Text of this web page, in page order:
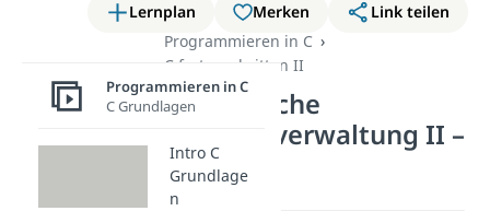
Lernplan Merken
Link teilen
Programmieren in C
C fortgeschritten II
Dynamische
Speicherverwaltung II –
calloc
Programmieren in C
C Grundlagen
Intro C
Grundlage
n